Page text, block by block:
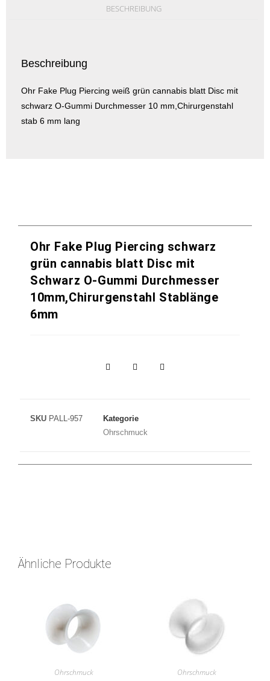
BESCHREIBUNG
Beschreibung
Ohr Fake Plug Piercing weiß grün cannabis blatt Disc mit
schwarz O-Gummi Durchmesser 10 mm,Chirurgenstahl
stab 6 mm lang
Ohr Fake Plug Piercing schwarz
grün cannabis blatt Disc mit
Schwarz O-Gummi Durchmesser
10mm,Chirurgenstahl Stablänge
6mm
SKU PALL-957
Kategorie
Ohrschmuck
Ähnliche Produkte
Ohrschmuck Ohrschmuck